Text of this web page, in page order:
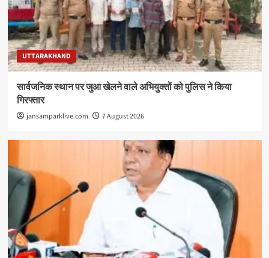
UTTARAKHAND
सार्वजनिक स्थान पर जुआ खेलने वाले अभियुक्तों को पुलिस ने किया
गिरफ्तार
jansamparklive.com 7 August 2026